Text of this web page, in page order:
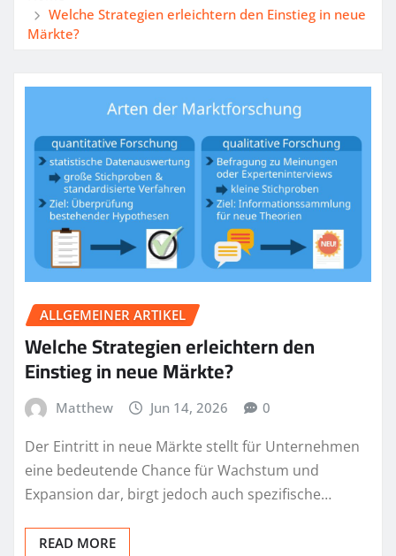
Welche Strategien erleichtern den Einstieg in neue
Märkte?
ALLGEMEINER ARTIKEL
Welche Strategien erleichtern den
Einstieg in neue Märkte?
Matthew Jun 14, 2026 0
Der Eintritt in neue Märkte stellt für Unternehmen
eine bedeutende Chance für Wachstum und
Expansion dar, birgt jedoch auch spezifische…
READ MORE